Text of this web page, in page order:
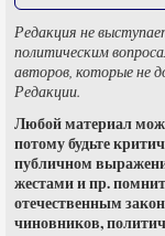
Редакция не
политическим
авторов, которые не
Редакции.
Любой материал
потому будьте
публичном
жестами и пр.
отечественным
чиновников,